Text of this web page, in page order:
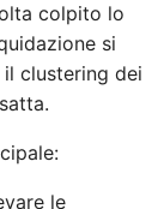
colpito lo
si
clustering dei
le